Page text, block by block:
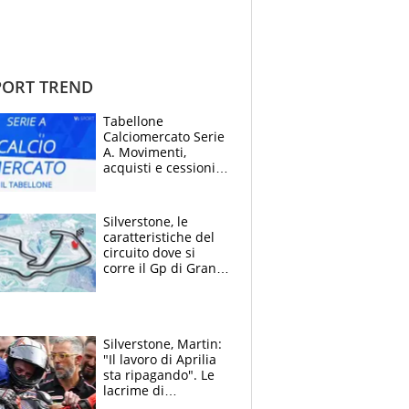
TREND
Tabellone
Calciomercato Serie
A. Movimenti,
acquisti e cessioni:
Silverstone, le
caratteristiche del
circuito dove si
corre il Gp di Gran
Silverstone, Martin:
"Il lavoro di Aprilia
sta ripagando". Le
lacrime di